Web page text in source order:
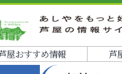
屋おすすめ情報 芦